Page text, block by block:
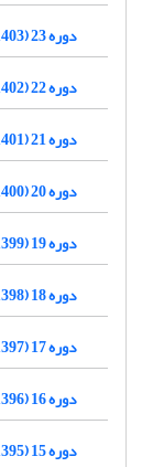
دوره 23 (1403)
دوره 22 (1402)
دوره 21 (1401)
دوره 20 (1400)
دوره 19 (1399)
دوره 18 (1398)
دوره 17 (1397)
دوره 16 (1396)
دوره 15 (1395)